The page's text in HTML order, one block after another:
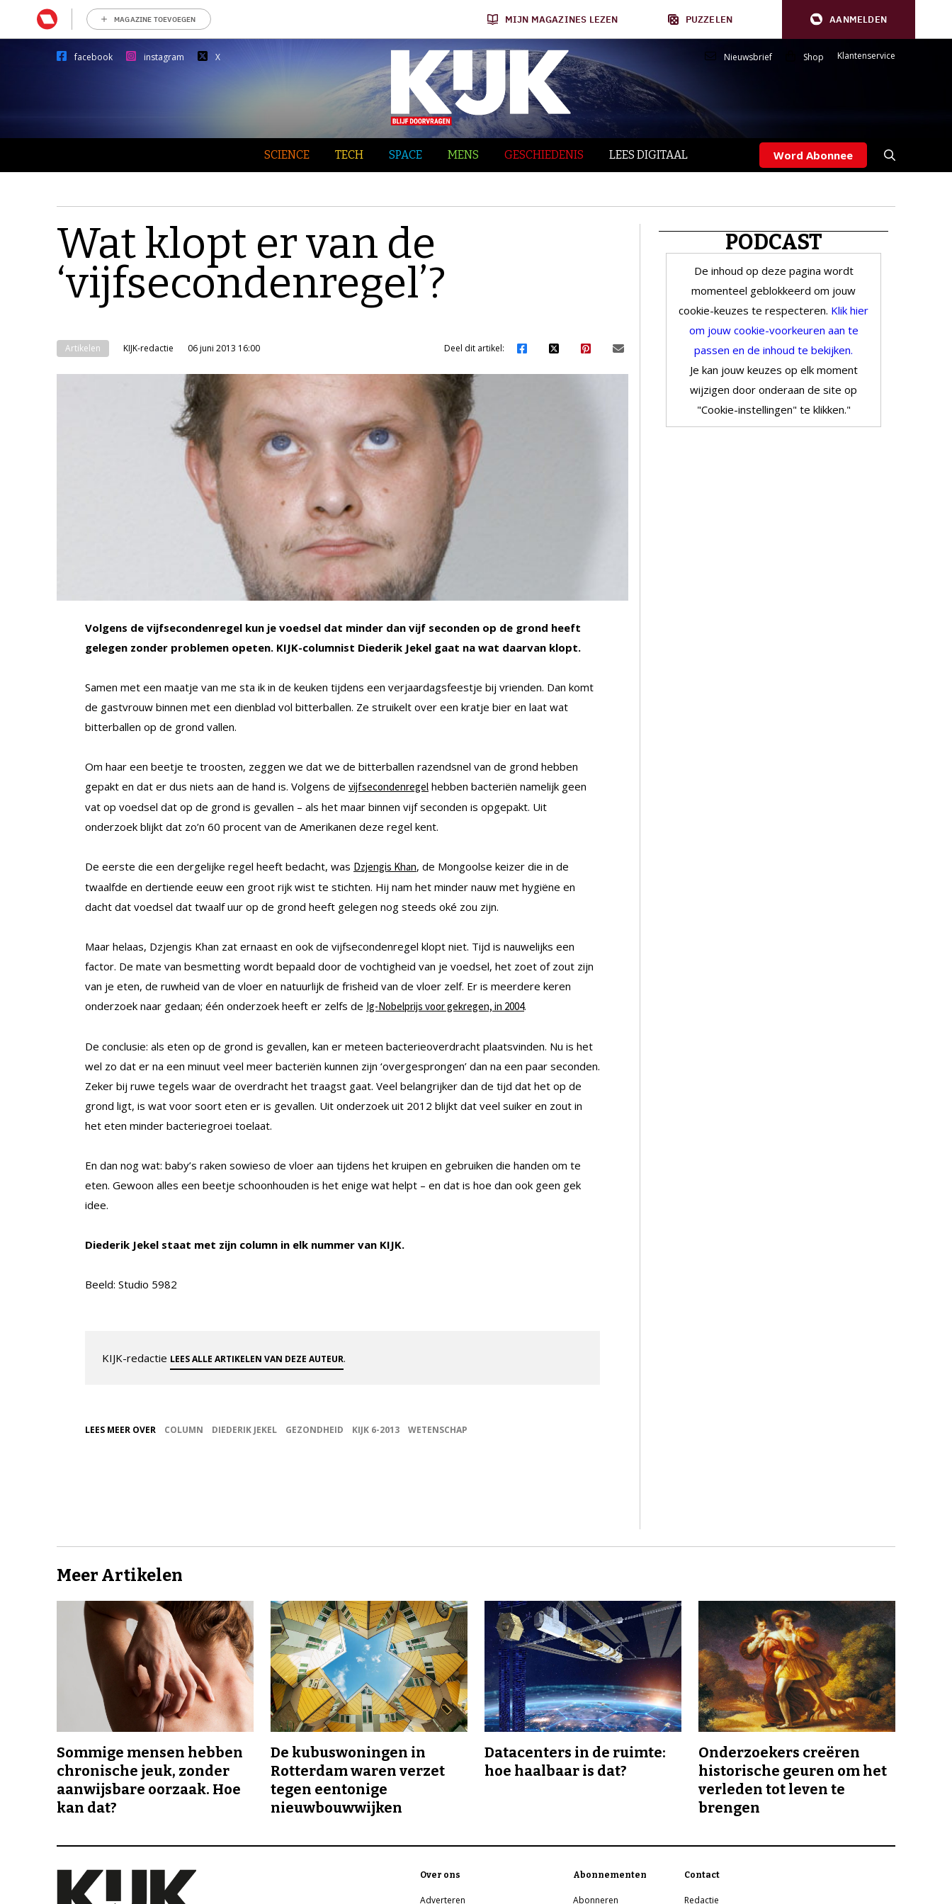
MAGAZINE TOEVOEGEN MIJN MAGAZINES LEZEN PUZZELEN AANMELDEN
facebook instagram X Nieuwsbrief Shop Klantenservice
SCIENCE TECH SPACE MENS GESCHIEDENIS LEES DIGITAAL Word Abonnee
Wat klopt er van de
‘vijfsecondenregel’?
Artikelen KIJK-redactie 06 juni 2013 16:00 Deel dit artikel:
Volgens de vijfsecondenregel kun je voedsel dat minder dan vijf seconden op de grond heeft
gelegen zonder problemen opeten. KIJK-columnist Diederik Jekel gaat na wat daarvan klopt.
Samen met een maatje van me sta ik in de keuken tijdens een verjaardagsfeestje bij vrienden. Dan komt
de gastvrouw binnen met een dienblad vol bitterballen. Ze struikelt over een kratje bier en laat wat
bitterballen op de grond vallen.
Om haar een beetje te troosten, zeggen we dat we de bitterballen razendsnel van de grond hebben
gepakt en dat er dus niets aan de hand is. Volgens de vijfsecondenregel hebben bacteriën namelijk geen
vat op voedsel dat op de grond is gevallen – als het maar binnen vijf seconden is opgepakt. Uit
onderzoek blijkt dat zo’n 60 procent van de Amerikanen deze regel kent.
De eerste die een dergelijke regel heeft bedacht, was Dzjengis Khan, de Mongoolse keizer die in de
twaalfde en dertiende eeuw een groot rijk wist te stichten. Hij nam het minder nauw met hygiëne en
dacht dat voedsel dat twaalf uur op de grond heeft gelegen nog steeds oké zou zijn.
Maar helaas, Dzjengis Khan zat ernaast en ook de vijfsecondenregel klopt niet. Tijd is nauwelijks een
factor. De mate van besmetting wordt bepaald door de vochtigheid van je voedsel, het zoet of zout zijn
van je eten, de ruwheid van de vloer en natuurlijk de frisheid van de vloer zelf. Er is meerdere keren
onderzoek naar gedaan; één onderzoek heeft er zelfs de Ig-Nobelprijs voor gekregen, in 2004.
De conclusie: als eten op de grond is gevallen, kan er meteen bacterieoverdracht plaatsvinden. Nu is het
wel zo dat er na een minuut veel meer bacteriën kunnen zijn ‘overgesprongen’ dan na een paar seconden.
Zeker bij ruwe tegels waar de overdracht het traagst gaat. Veel belangrijker dan de tijd dat het op de
grond ligt, is wat voor soort eten er is gevallen. Uit onderzoek uit 2012 blijkt dat veel suiker en zout in
het eten minder bacteriegroei toelaat.
En dan nog wat: baby’s raken sowieso de vloer aan tijdens het kruipen en gebruiken die handen om te
eten. Gewoon alles een beetje schoonhouden is het enige wat helpt – en dat is hoe dan ook geen gek
idee.
Diederik Jekel staat met zijn column in elk nummer van KIJK.
Beeld: Studio 5982
KIJK-redactie LEES ALLE ARTIKELEN VAN DEZE AUTEUR.
LEES MEER OVER COLUMN DIEDERIK JEKEL GEZONDHEID KIJK 6-2013 WETENSCHAP
PODCAST
De inhoud op deze pagina wordt
momenteel geblokkeerd om jouw
cookie-keuzes te respecteren. Klik hier
om jouw cookie-voorkeuren aan te
passen en de inhoud te bekijken.
Je kan jouw keuzes op elk moment
wijzigen door onderaan de site op
"Cookie-instellingen" te klikken."
Meer Artikelen
Sommige mensen hebben
chronische jeuk, zonder
aanwijsbare oorzaak. Hoe
kan dat?
De kubuswoningen in
Rotterdam waren verzet
tegen eentonige
nieuwbouwwijken
Datacenters in de ruimte:
hoe haalbaar is dat?
Onderzoekers creëren
historische geuren om het
verleden tot leven te
brengen
Over ons
Adverteren
Abonnementen
Abonneren
Contact
Redactie